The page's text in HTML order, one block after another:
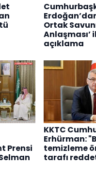
Ortak
Anlaşması’
açıklama
Prensi
KKTC
Erhürman:
temizleme
tarafı